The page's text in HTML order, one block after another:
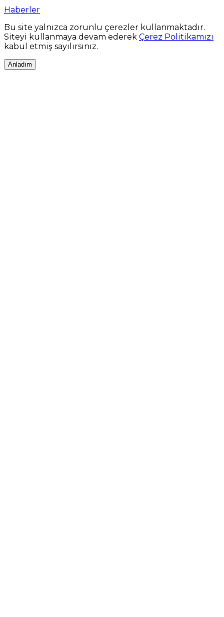
Haberler
Bu site yalnızca zorunlu çerezler kullanmaktadır.
Siteyi kullanmaya devam ederek Çerez Politikamızı
kabul etmiş sayılırsınız.
Anladım